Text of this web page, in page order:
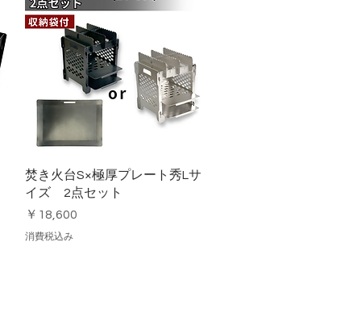
クイックビュー
焚き火台S×極厚プレート秀Lサ
イズ 2点セット
価格
￥18,600
消費税込み